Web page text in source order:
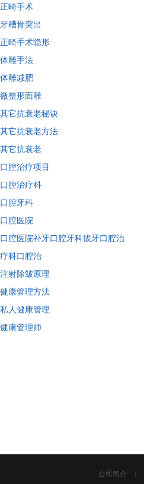
正畸手术
牙槽骨突出
正畸手术隐形
体雕手法
体雕减肥
微整形面雕
其它抗衰老秘诀
其它抗衰老方法
其它抗衰老
口腔治疗项目
口腔治疗科
口腔牙科
口腔医院
口腔医院补牙口腔牙科拔牙口腔治
疗科口腔治
注射除皱原理
健康管理方法
私人健康管理
健康管理师
公司简介